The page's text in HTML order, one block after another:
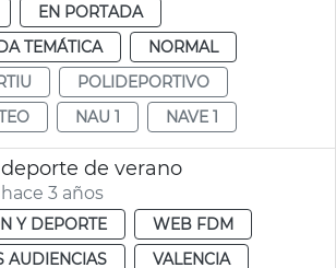
EN PORTADA
TEMÁTICA
NORMAL
POLIDEPORTIVO
NAU 1 NAVE 1
de verano
3 años
Y DEPORTE
WEB FDM
AUDIENCIAS
VALENCIA